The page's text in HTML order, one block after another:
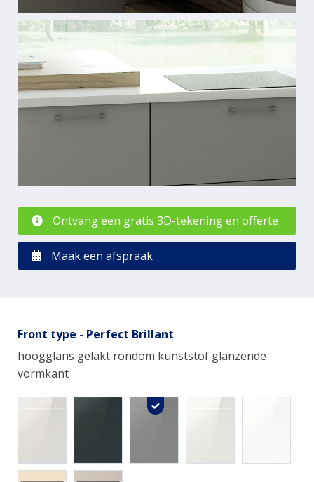
Ontvang een gratis 3D-tekening en offerte
Maak een afspraak
Front type - Perfect Brillant
hoogglans gelakt rondom kunststof glanzende
vormkant